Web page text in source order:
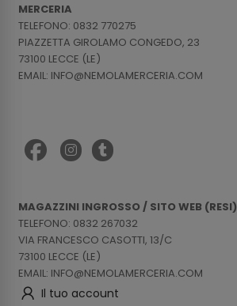
MERCERIA
TELEFONO: 0832 770275
PIAZZETTA GIROLAMO CONGEDO, 23
73100 LECCE (LE)
EMAIL: INFO@NEMOLAMERCERIA.COM
MAGAZZINI INGROSSO / SITO WEB (RESI)
TELEFONO: 0832 267032
VIA FRANCESCO CASOTTI, 13/C
73100 LECCE (LE)
EMAIL: INFO@NEMOLAMERCERIA.COM
Il tuo account